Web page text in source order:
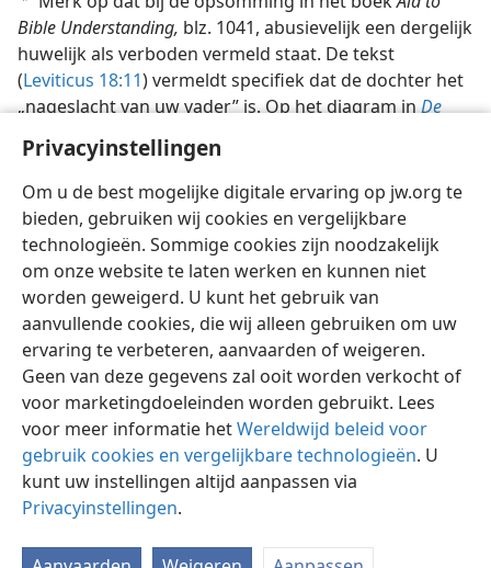
Privacyinstellingen
Om u de best mogelijke digitale ervaring op jw.org te
bieden, gebruiken wij cookies en vergelijkbare
technologieën. Sommige cookies zijn noodzakelijk
om onze website te laten werken en kunnen niet
worden geweigerd. U kunt het gebruik van
aanvullende cookies, die wij alleen gebruiken om uw
ervaring te verbeteren, aanvaarden of weigeren.
Geen van deze gegevens zal ooit worden verkocht of
voor marketingdoeleinden worden gebruikt. Lees
voor meer informatie hetWereldwijd beleid voor
gebruik cookies en vergelijkbare technologieën. U
kunt uw instellingen altijd aanpassen via
Privacyinstellingen.
Bible Understanding, blz. 1041, abusievelijk een dergelijk
huwelijk als verboden vermeld staat. De tekst
(Leviticus 18:11) vermeldt specifiek dat de dochter het
„nageslacht van uw vader” is. Op het diagram inDe
geen melding gemaakt van enig verbod op een
huwelijk met iemands stiefzuster.